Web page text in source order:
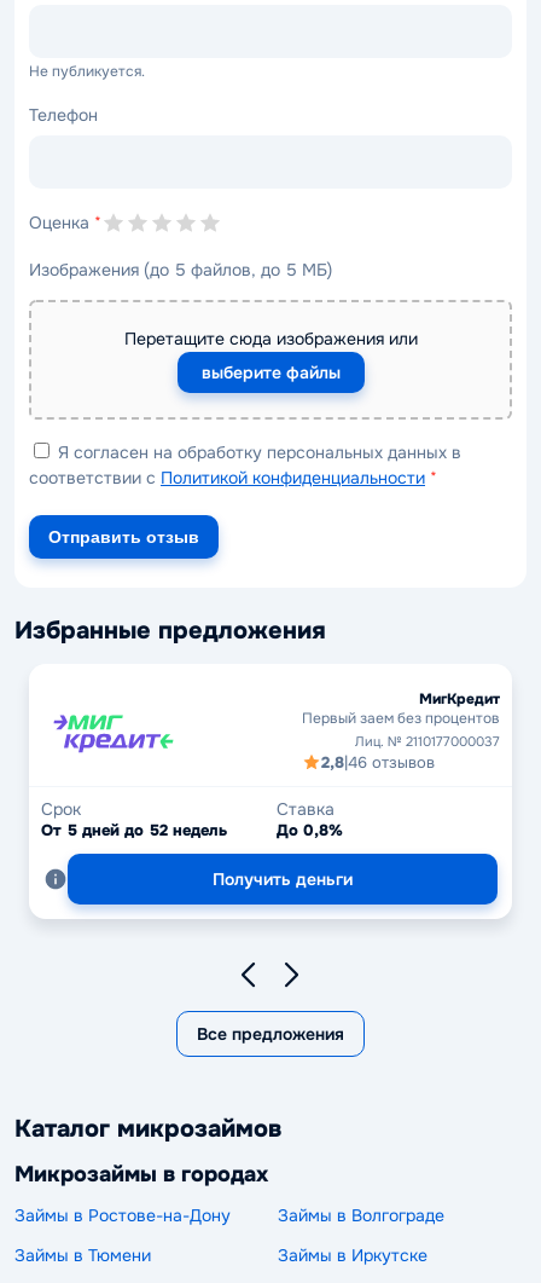
Не публикуется.
Телефон
Оценка *
Изображения (до 5 файлов, до 5 МБ)
Перетащите сюда изображения или
выберите файлы
Я согласен на обработку персональных данных в
соответствии с Политикой конфиденциальности *
Отправить отзыв
Избранные предложения
МигКредит
Первый заем без процентов
Лиц. № 2110177000037
2,8|46 отзывов
Срок
От 5 дней до 52 недель
Ставка
До 0,8%
Получить деньги
Все предложения
Каталог микрозаймов
Микрозаймы в городах
Займы в Ростове-на-Дону
Займы в Волгограде
Займы в Тюмени
Займы в Иркутске